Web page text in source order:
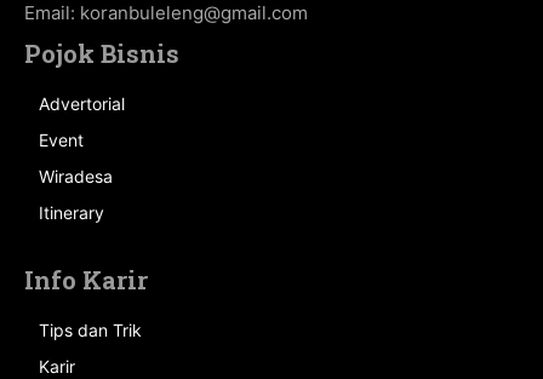
Email: koranbuleleng@gmail.com
Pojok Bisnis
Advertorial
Event
Wiradesa
Itinerary
Info Karir
Tips dan Trik
Karir